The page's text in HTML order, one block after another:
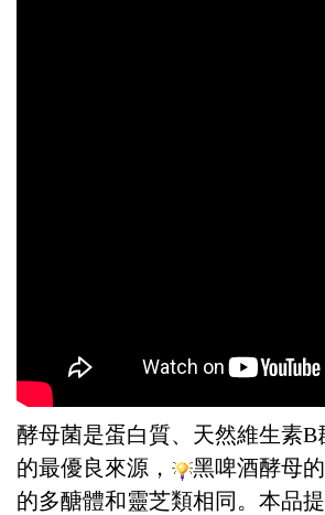
酵母菌是蛋白質、天然維生素B
的最優良來源，
黑啤酒酵母
的多醣體和靈芝類相同。本品